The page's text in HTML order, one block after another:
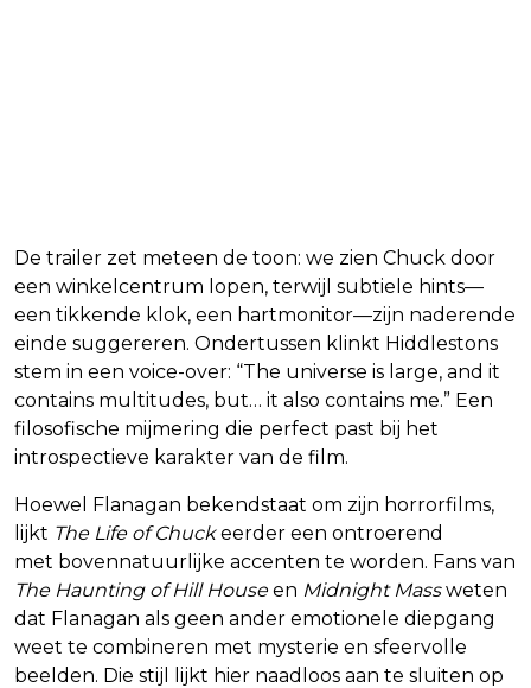
De trailer zet meteen de toon: we zien Chuck door
een winkelcentrum lopen, terwijl subtiele hints—
een tikkende klok, een hartmonitor—zijn naderende
einde suggereren. Ondertussen klinkt Hiddlestons
stem in een voice-over: “The universe is large, and it
contains multitudes, but… it also contains me.” Een
filosofische mijmering die perfect past bij het
introspectieve karakter van de film.
Hoewel Flanagan bekendstaat om zijn horrorfilms,
lijkt The Life of Chuckeerder een ontroerend
met bovennatuurlijke accenten te worden. Fans van
The Haunting of Hill Houseen Midnight Massweten
dat Flanagan als geen ander emotionele diepgang
weet te combineren met mysterie en sfeervolle
beelden. Die stijl lijkt hier naadloos aan te sluiten op